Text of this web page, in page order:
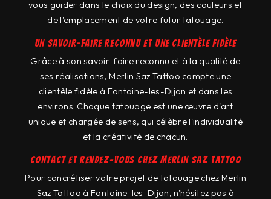
vous guider dans le choix du design, des couleurs et
de l'emplacement de votre futur tatouage.
Un savoir-faire reconnu et une clientèle fidèle
Grâce à son savoir-faire reconnu et à la qualité de
ses réalisations, Merlin Saz Tattoo compte une
clientèle fidèle à Fontaine-les-Dijon et dans les
environs. Chaque tatouage est une œuvre d'art
unique et chargée de sens, qui célèbre l'individualité
et la créativité de chacun.
Contact et rendez-vous chez Merlin Saz Tattoo
Pour concrétiser votre projet de tatouage chez Merlin
Saz Tattoo à Fontaine-les-Dijon, n'hésitez pas à